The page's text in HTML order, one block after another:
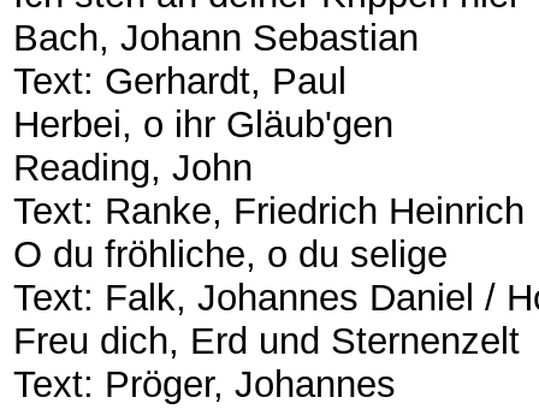
​Bach, Johann Sebastian
​Text: Gerhardt, Paul
​Herbei, o ihr Gläub'gen
​Reading, John
​Text: Ranke, Friedrich Heinrich
​O du fröhliche, o du selige
​Text: Falk, Johannes Daniel /
​Freu dich, Erd und Sternenzelt
​Text: Pröger, Johannes